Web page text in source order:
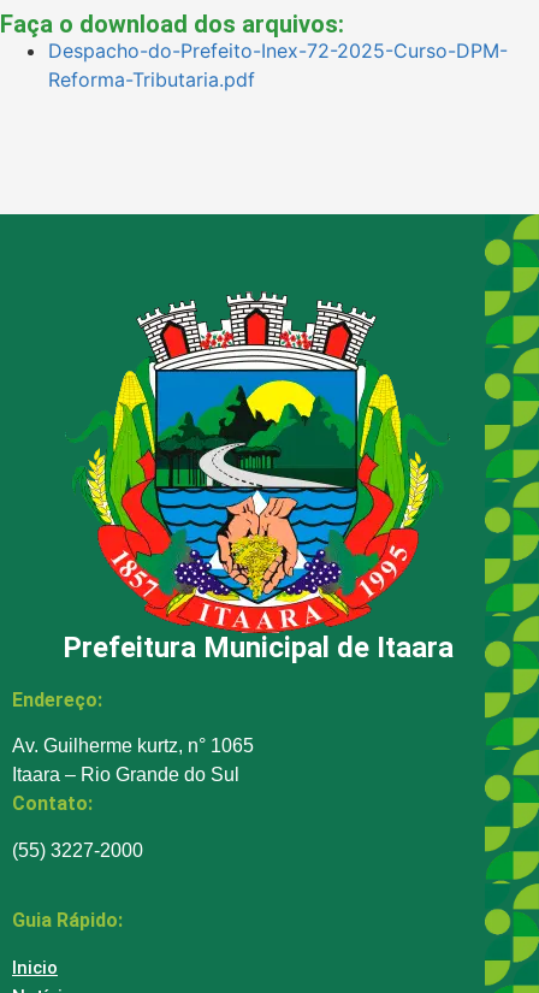
Faça o download dos arquivos:
Despacho-do-Prefeito-Inex-72-2025-Curso-DPM-
Reforma-Tributaria.pdf
Prefeitura Municipal de Itaara
Endereço:
Av. Guilherme kurtz, n° 1065
Itaara – Rio Grande do Sul
Contato:
(55) 3227-2000
Guia Rápido:
Inicio